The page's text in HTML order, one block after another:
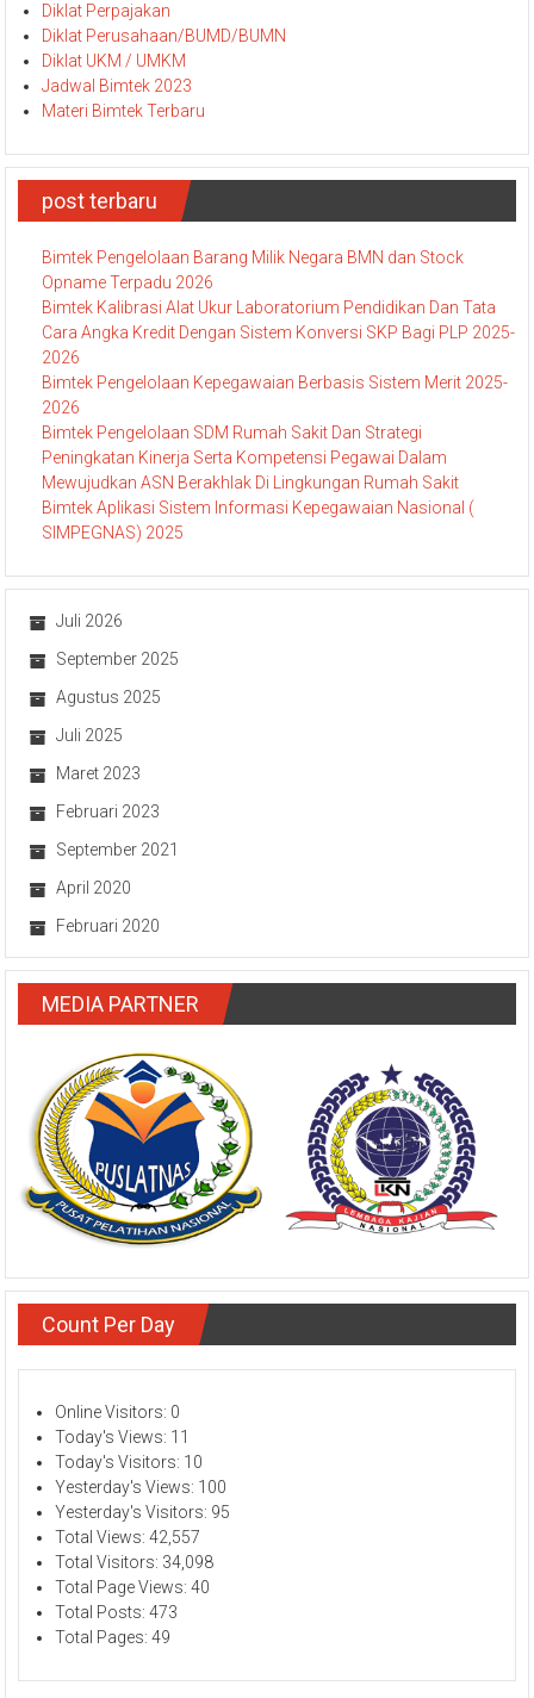
Diklat Perpajakan
Diklat Perusahaan/BUMD/BUMN
Diklat UKM / UMKM
Jadwal Bimtek 2023
Materi Bimtek Terbaru
post terbaru
Bimtek Pengelolaan Barang Milik Negara BMN dan Stock
Opname Terpadu 2026
Bimtek Kalibrasi Alat Ukur Laboratorium Pendidikan Dan Tata
Cara Angka Kredit Dengan Sistem Konversi SKP Bagi PLP 2025-
2026
Bimtek Pengelolaan Kepegawaian Berbasis Sistem Merit 2025-
2026
Bimtek Pengelolaan SDM Rumah Sakit Dan Strategi
Peningkatan Kinerja Serta Kompetensi Pegawai Dalam
Mewujudkan ASN Berakhlak Di Lingkungan Rumah Sakit
Bimtek Aplikasi Sistem Informasi Kepegawaian Nasional (
SIMPEGNAS) 2025
Juli 2026
September 2025
Agustus 2025
Juli 2025
Maret 2023
Februari 2023
September 2021
April 2020
Februari 2020
MEDIA PARTNER
Count Per Day
Online Visitors: 0
Today's Views: 11
Today's Visitors: 10
Yesterday's Views: 100
Yesterday's Visitors: 95
Total Views:42,557
Total Visitors: 34,098
Total Page Views:40
Total Posts:473
Total Pages:49